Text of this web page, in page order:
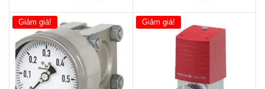
90,000 ₫.
là:
1,000 ₫.
9,000 ₫.là:
Giảm giá! Giảm giá!